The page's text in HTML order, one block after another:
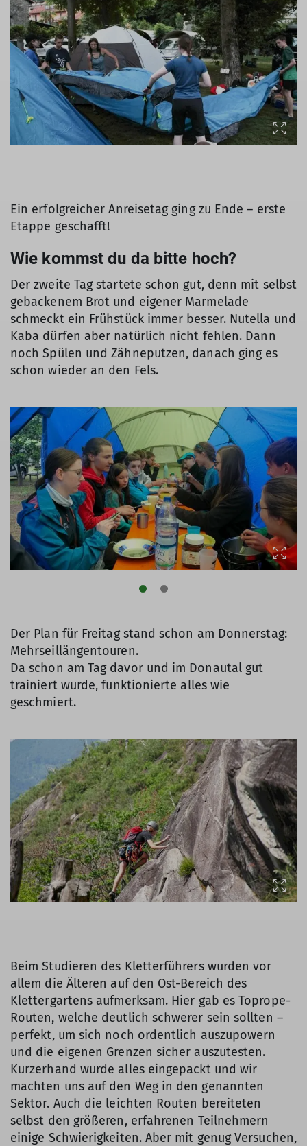
Ein erfolgreicher Anreisetag ging zu Ende – erste
Etappe geschafft!
Wie kommst du da bitte hoch?
Der zweite Tag startete schon gut, denn mit selbst
gebackenem Brot und eigener Marmelade
schmeckt ein Frühstück immer besser. Nutella und
Kaba dürfen aber natürlich nicht fehlen. Dann
noch Spülen und Zähneputzen, danach ging es
schon wieder an den Fels.
Der Plan für Freitag stand schon am Donnerstag:
Mehrseillängentouren.
Da schon am Tag davor und im Donautal gut
trainiert wurde, funktionierte alles wie
geschmiert.
Beim Studieren des Kletterführers wurden vor
allem die Älteren auf den Ost-Bereich des
Klettergartens aufmerksam. Hier gab es Toprope-
Routen, welche deutlich schwerer sein sollten –
perfekt, um sich noch ordentlich auszupowern
und die eigenen Grenzen sicher auszutesten.
Kurzerhand wurde alles eingepackt und wir
machten uns auf den Weg in den genannten
Sektor. Auch die leichten Routen bereiteten
selbst den größeren, erfahrenen Teilnehmern
einige Schwierigkeiten. Aber mit genug Versuchen,